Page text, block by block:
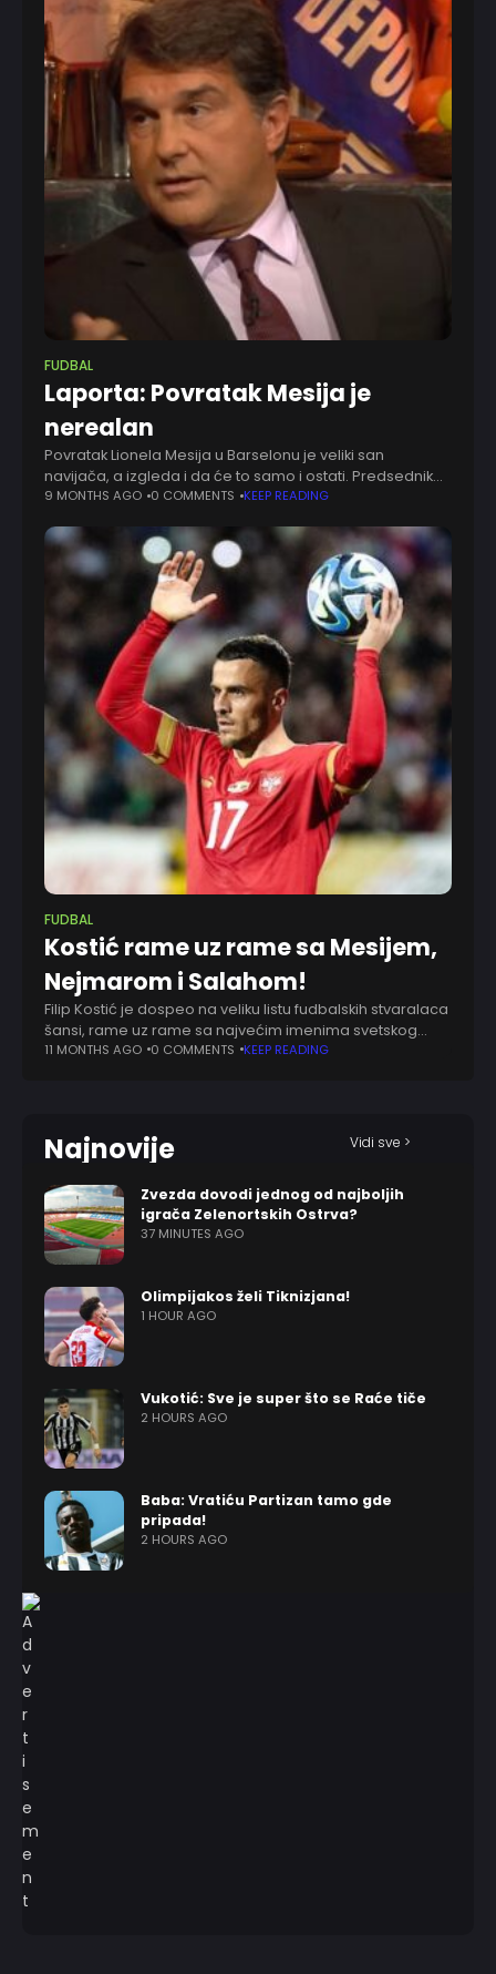
FUDBAL
Laporta: Povratak Mesija je
nerealan
Povratak Lionela Mesija u Barselonu je veliki san
navijača, a izgleda i da će to samo i ostati. Predsednik
katalonskog kluba Đoan Laporta je poručio da dolazak
9 MONTHS AGO 0 COMMENTS KEEP READING
FUDBAL
Kostić rame uz rame sa Mesijem,
Nejmarom i Salahom!
Filip Kostić je dospeo na veliku listu fudbalskih stvaralaca
šansi, rame uz rame sa najvećim imenima svetskog
fudbala. Statistika poslednje decenije pokazuje da je
11 MONTHS AGO 0 COMMENTS KEEP READING
Najnovije Vidi sve >
Zvezda dovodi jednog od najboljih
igrača Zelenortskih Ostrva?
37 MINUTES AGO
Olimpijakos želi Tiknizjana!
1 HOUR AGO
Vukotić: Sve je super što se Raće tiče
2 HOURS AGO
Baba: Vratiću Partizan tamo gde
pripada!
2 HOURS AGO